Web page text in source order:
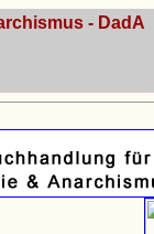
- DadA